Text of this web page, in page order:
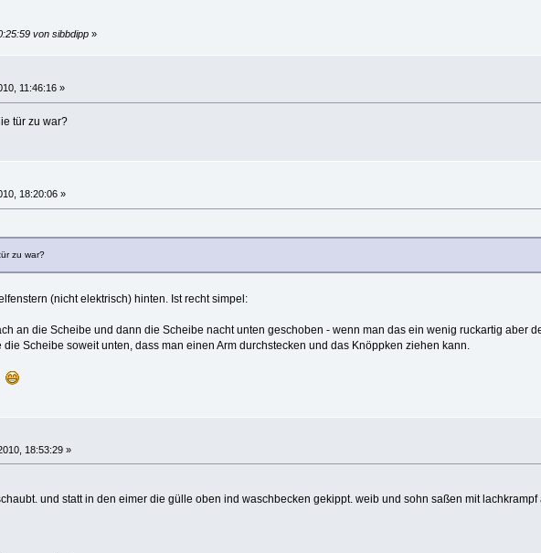
von sibbdipp»
11:46:16 »
tür zu war?
18:20:06 »
zu war?
(nicht elektrisch) hinten. Ist recht simpel:
an die Scheibe und dann die Scheibe nacht unten geschoben - wenn man das ein wenig ruckartig aber
Scheibe soweit unten, dass man einen Arm durchstecken und das Knöppken ziehen kann.
18:53:29 »
und statt in den eimer die gülle oben ind waschbecken gekippt. weib und sohn saßen mit